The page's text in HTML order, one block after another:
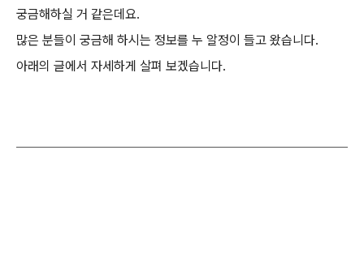
궁금해하실 거 같은데요.
많은 분들이 궁금해 하시는 정보를 누 알정이 들고 왔습니다.
아래의 글에서 자세하게 살펴 보겠습니다.